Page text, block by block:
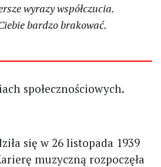
wyrazy współczucia.
bardzo brakować.
społecznościowych.
się w 26 listopada 1939
muzyczną rozpoczęła